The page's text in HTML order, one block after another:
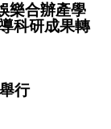
樂合辦產學
科研成果轉
行